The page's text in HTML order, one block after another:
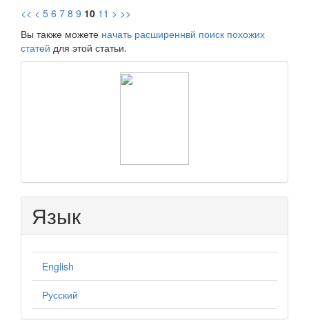
<< < 5 6 7 8 9 10 11 > >>
Вы также можете начать расширеннвй поиск похожих
статей для этой статьи.
Язык
English
Русский